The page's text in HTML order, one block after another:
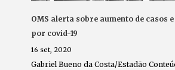
OMS alerta sobre aumento de casos
por covid-19
16 set, 2020
Gabriel Bueno da Costa/Estadão